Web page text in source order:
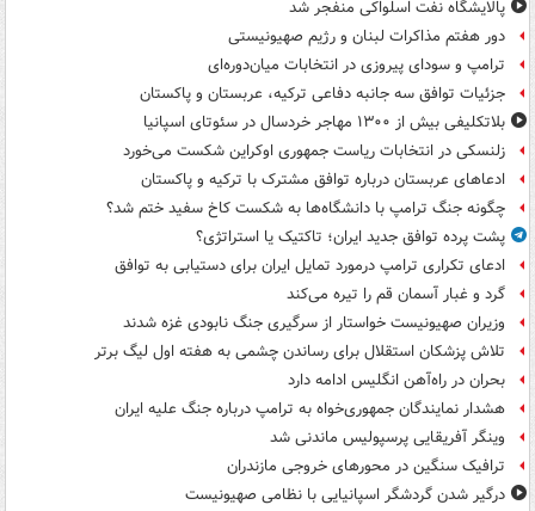
پالایشگاه نفت اسلواکی منفجر شد
دور هفتم مذاکرات لبنان و رژیم صهیونیستی
ترامپ و سودای پیروزی در انتخابات میان‌دوره‌ای
جزئیات توافق سه جانبه دفاعی ترکیه، عربستان و پاکستان
بلاتکلیفی بیش از ۱۳۰۰ مهاجر خردسال در سئوتای اسپانیا
زلنسکی در انتخابات ریاست جمهوری اوکراین شکست می‌خورد
ادعاهای عربستان درباره توافق مشترک با ترکیه و پاکستان
چگونه جنگ ترامپ با دانشگاه‌ها به شکست کاخ سفید ختم شد؟
پشت پرده توافق جدید ایران؛ تاکتیک یا استراتژی؟
ادعای تکراری ترامپ درمورد تمایل ایران برای دستیابی به توافق
گرد و غبار آسمان قم را تیره می‌کند
وزیران صهیونیست خواستار از سرگیری جنگ نابودی غزه شدند
تلاش پزشکان استقلال برای رساندن چشمی به هفته اول لیگ برتر
بحران در راه‌آهن انگلیس ادامه دارد
هشدار نمایندگان جمهوری‌خواه به ترامپ درباره جنگ علیه ایران
وینگر آفریقایی پرسپولیس ماندنی شد
ترافیک سنگین در محورهای خروجی مازندران
درگیر شدن گردشگر اسپانیایی با نظامی صهیونیست